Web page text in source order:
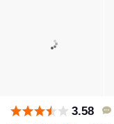
3.58